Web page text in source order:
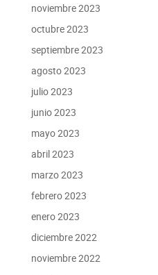
noviembre 2023
octubre 2023
septiembre 2023
agosto 2023
julio 2023
junio 2023
mayo 2023
abril 2023
marzo 2023
febrero 2023
enero 2023
diciembre 2022
noviembre 2022